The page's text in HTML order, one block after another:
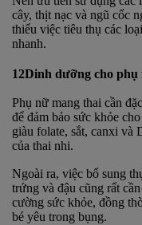
cây, thịt nạc và ngũ cốc
thiểu việc tiêu thụ các
nhanh.
12Dinh dưỡng cho phụ
Phụ nữ mang thai cần
để đảm bảo sức khỏe
giàu folate, sắt, canxi và
của thai nhi.
Ngoài ra, việc bổ sung
trứng và đậu cũng rất
cường sức khỏe, đồng
bé yêu trong bụng.